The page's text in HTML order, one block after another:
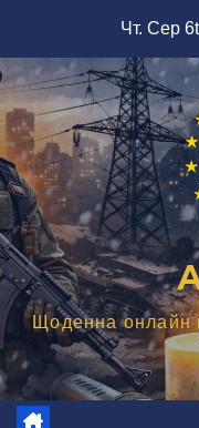
вмісту
Чт. Сер
Щоденна онлайн